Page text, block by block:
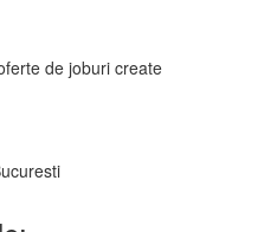
de joburi create